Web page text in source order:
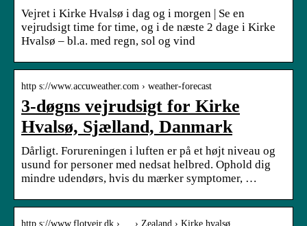
Vejret i Kirke Hvalsø i dag og i morgen | Se en
vejrudsigt time for time, og i de næste 2 dage i Kirke
Hvalsø – bl.a. med regn, sol og vind
http s://www.accuweather.com › weather-forecast
3-døgns vejrudsigt for Kirke
Hvalsø, Sjælland, Danmark
Dårligt. Forureningen i luften er på et højt niveau og
usund for personer med nedsat helbred. Ophold dig
mindre udendørs, hvis du mærker symptomer, …
http s://www.flotvejr.dk › … › Zealand › Kirke hvalsø